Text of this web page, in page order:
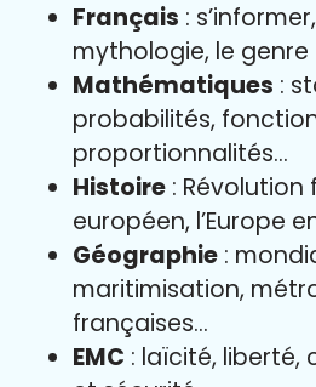
Français :
mythologie, le
Mathématiques :
probabilités,
proportionnalités…
Histoire :
européen, l’Europe
Géographie :
maritimisation,
françaises…
EMC : laïcité, liberté,